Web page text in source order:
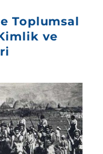
Toplumsal
ve